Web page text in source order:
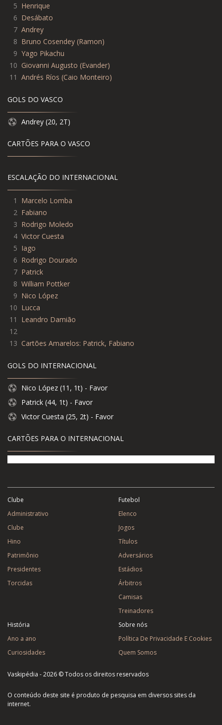
5 Henrique
6 Desábato
7 Andrey
8 Bruno Cosendey (Ramon)
9 Yago Pikachu
10 Giovanni Augusto (Evander)
11 Andrés Ríos (Caio Monteiro)
GOLS DO VASCO
Andrey (20, 2T)
CARTÕES PARA O VASCO
ESCALAÇÃO DO INTERNACIONAL
1
Marcelo Lomba
2 Fabiano
3 Rodrigo Moledo
4 Victor Cuesta
5 Iago
6 Rodrigo Dourado
7 Patrick
8 William Pottker
9 Nico López
10 Lucca
11
Leandro Damião
12
13 Cartões Amarelos: Patrick, Fabiano
GOLS DO INTERNACIONAL
Nico López (11, 1t) - Favor
Patrick (44, 1t) - Favor
Victor Cuesta (25, 2t) - Favor
CARTÕES PARA O INTERNACIONAL
Clube
Administrativo
Clube
Hino
Patrimônio
Presidentes
Torcidas
Futebol
Elenco
Jogos
Títulos
Adversários
Estádios
Árbitros
Camisas
Treinadores
História
Ano a ano
Curiosidades
Sobre nós
Política De Privacidade E Cookies
Quem Somos
Vaskipédia - 2026 © Todos os direitos reservados
O conteúdo deste site é produto de pesquisa em diversos sites da
internet.